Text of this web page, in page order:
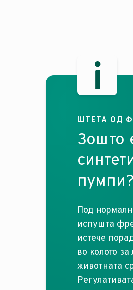
ШТЕТА ОД
Зошто
пумпи?
Под
испушта
истече
во колото
животната